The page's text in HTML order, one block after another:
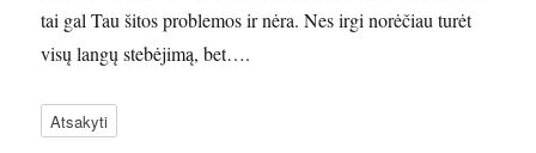
tai gal Tau šitos problemos ir nėra. Nes irgi norėčiau turėt
visų langų stebėjimą, bet….
Atsakyti